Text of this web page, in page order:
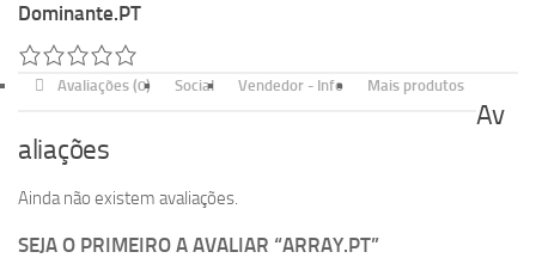
Dominante.PT
Avaliações (0) Social Vendedor - Info Mais produtos
Av
aliações
Ainda não existem avaliações.
SEJA O PRIMEIRO A AVALIAR “ARRAY.PT”